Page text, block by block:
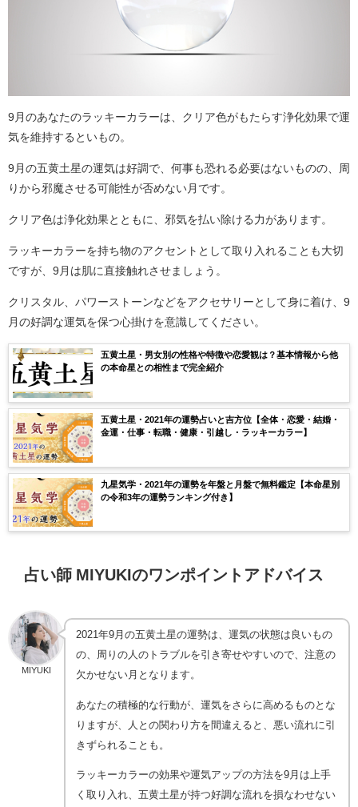
9月のあなたのラッキーカラーは、クリア色がもたらす浄化効果で運
気を維持するといもの。
9月の五黄土星の運気は好調で、何事も恐れる必要はないものの、周
りから邪魔させる可能性が否めない月です。
クリア色は浄化効果とともに、邪気を払い除ける力があります。
ラッキーカラーを持ち物のアクセントとして取り入れることも大切
ですが、9月は肌に直接触れさせましょう。
クリスタル、パワーストーンなどをアクセサリーとして身に着け、9
月の好調な運気を保つ心掛けを意識してください。
五黄土星・男女別の性格や特徴や恋愛観は？基本情報から他
の本命星との相性まで完全紹介
五黄土星・2021年の運勢占いと吉方位【全体・恋愛・結婚・
金運・仕事・転職・健康・引越し・ラッキーカラー】
九星気学・2021年の運勢を年盤と月盤で無料鑑定【本命星別
の令和3年の運勢ランキング付き】
占い師 MIYUKIのワンポイントアドバイス
MIYUKI
2021年9月の五黄土星の運勢は、運気の状態は良いもの
の、周りの人のトラブルを引き寄せやすいので、注意の
欠かせない月となります。
あなたの積極的な行動が、運気をさらに高めるものとな
りますが、人との関わり方を間違えると、悪い流れに引
きずられることも。
ラッキーカラーの効果や運気アップの方法を9月は上手
く取り入れ、五黄土星が持つ好調な流れを損なわせない